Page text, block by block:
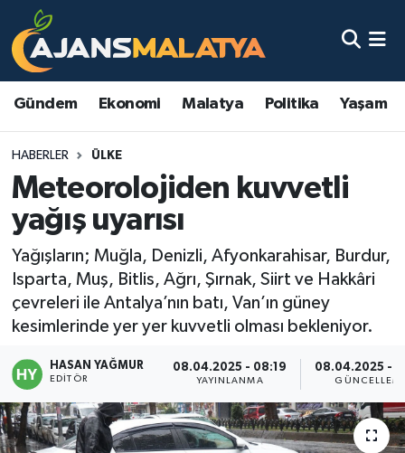
Gündem Ekonomi Malatya Politika Yaşam
HABERLER ÜLKE
Meteorolojiden kuvvetli
yağış uyarısı
Yağışların; Muğla, Denizli, Afyonkarahisar, Burdur,
Isparta, Muş, Bitlis, Ağrı, Şırnak, Siirt ve Hakkâri
çevreleri ile Antalya’nın batı, Van’ın güney
kesimlerinde yer yer kuvvetli olması bekleniyor.
HASAN YAĞMUR
EDITÖR
08.04.2025 - 08:19
YAYINLANMA
08.04.2025 -
Asayiş
Eğitim
Ekonomi
Gündem
Kadın
Politika
Malatya Nöbetçi Eczaneler
Malatya Namaz Vakitleri
Malatya Trafik Yoğunluk Haritası
TFF 3.Lig 2.Grup Puan Durumu ve Fikstür
Tüm Manşetler